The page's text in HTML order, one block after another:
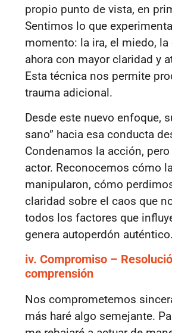
propio punto de vista, en
Sentimos lo que
momento: la ira, el miedo,
ahora con mayor claridad y
Esta técnica nos permite
trauma adicional.
Desde este nuevo enfoque,
sano” hacia esa conducta
Condenamos la acción,
actor. Reconocemos cómo
manipularon, cómo
claridad sobre el caos que
todos los factores que
genera autoperdón auténtico.
iv. Compromiso –
comprensión
Nos comprometemos
más haré algo semejante.